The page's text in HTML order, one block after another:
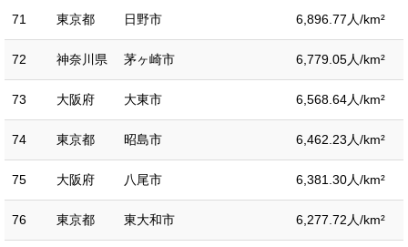
71 東京都 日野市 6,896.77人/km²
72 神奈川県 茅ヶ崎市 6,779.05人/km²
73 大阪府 大東市 6,568.64人/km²
74 東京都 昭島市 6,462.23人/km²
75 大阪府 八尾市 6,381.30人/km²
76 東京都 東大和市 6,277.72人/km²